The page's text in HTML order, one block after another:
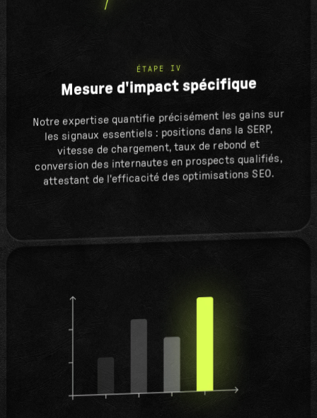
ÉTAPE IV
Mesure d'impact spécifique
Notre expertise quantifie précisément les gains sur
les signaux essentiels : positions dans la SERP,
vitesse de chargement, taux de rebond et
conversion des internautes en prospects qualifiés,
attestant de l'efficacité des optimisations SEO.